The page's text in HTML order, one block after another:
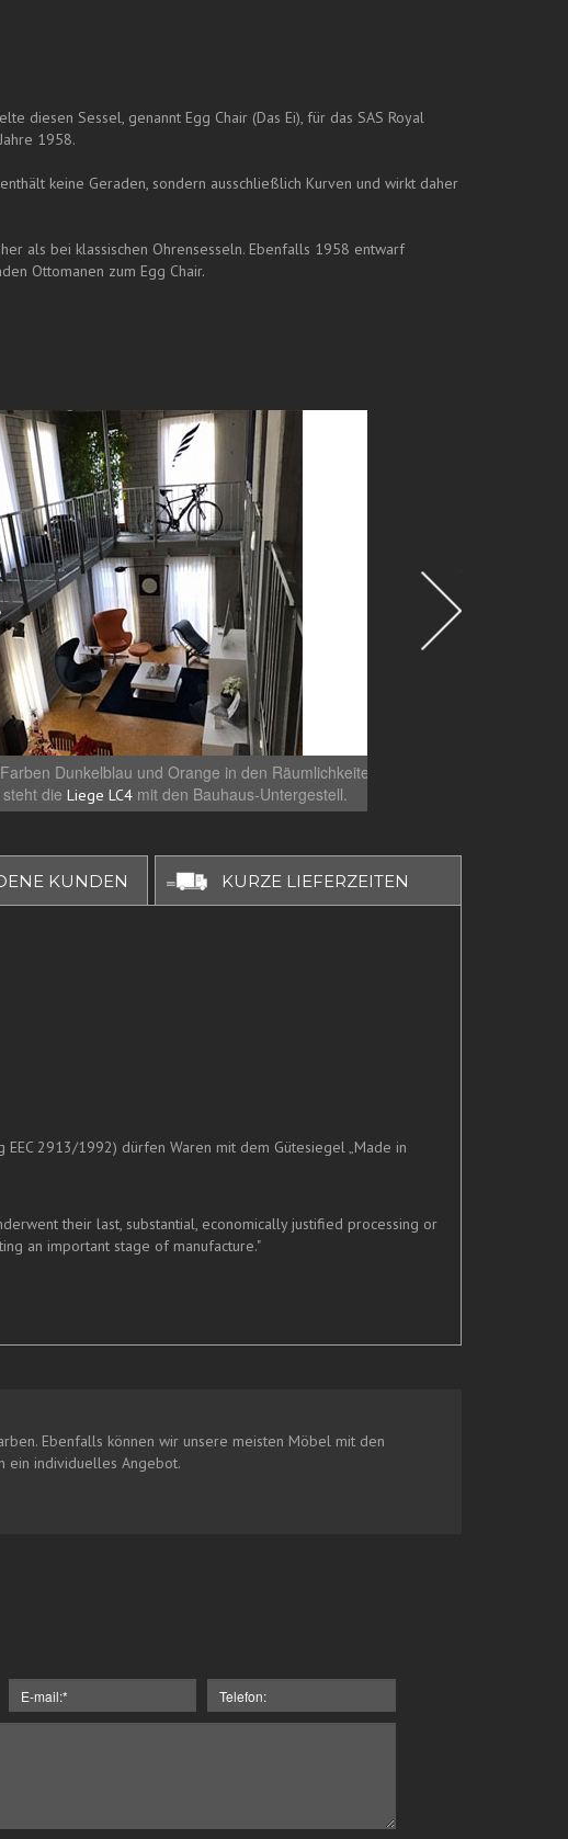
diesen Sessel, genannt Egg Chair (Das Ei), für das SAS Royal
1958.
keine Geraden, sondern ausschließlich Kurven und wirkt daher
als bei klassischen Ohrensesseln. Ebenfalls 1958 entwarf
Ottomanen zum Egg Chair.
Dunkelblau und Orange in den Räumlichkeiten
die Liege LC4 mit den Bauhaus-Untergestell.
KUNDEN KURZE LIEFERZEITEN
2913/1992) dürfen Waren mit dem Gütesiegel „Made in
their last, substantial, economically justified processing or
an important stage of manufacture."
Ebenfalls können wir unsere meisten Möbel mit den
ein individuelles Angebot.